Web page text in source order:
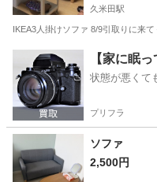
久米田駅
IKEA3人掛けソファ 8/9引取りに来
岸和田市 久米田駅
【家に眠
状態が悪くて
プリフラ
ソファ
2,500円